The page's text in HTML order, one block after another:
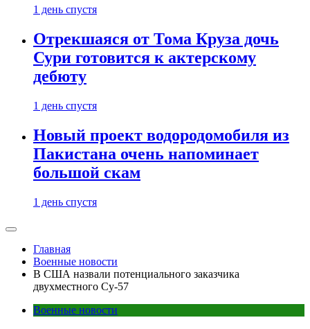
1 день спустя
Отрекшаяся от Тома Круза дочь
Сури готовится к актерскому
дебюту
1 день спустя
Новый проект водородомобиля из
Пакистана очень напоминает
большой скам
1 день спустя
Главная
Военные новости
В США назвали потенциального заказчика
двухместного Су-57
Военные новости